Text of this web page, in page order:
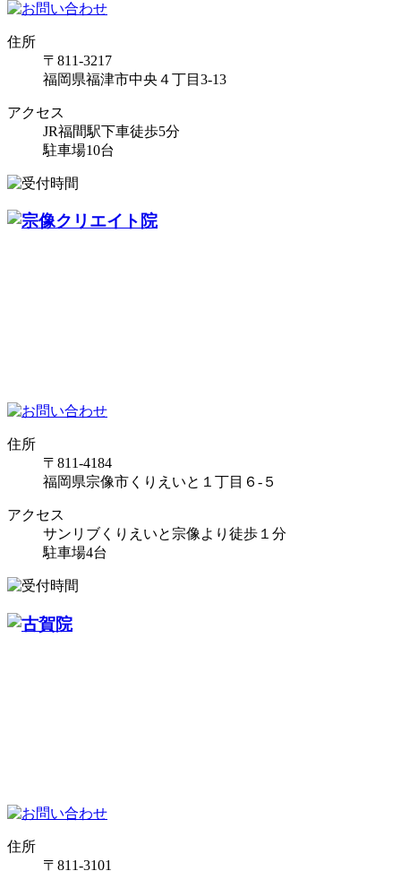
住所
〒811-3217
福岡県福津市中央４丁目3-13
アクセス
JR福間駅下車徒歩5分
駐車場10台
住所
〒811-4184
福岡県宗像市くりえいと１丁目６-５
アクセス
サンリブくりえいと宗像より徒歩１分
駐車場4台
住所
〒811-3101